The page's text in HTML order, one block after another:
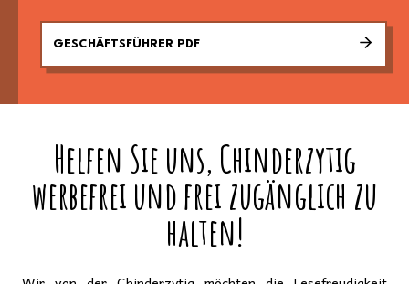
GESCHÄFTSFÜHRER PDF
Helfen Sie uns, Chinderzytig
werbefrei und frei zugänglich zu
halten!